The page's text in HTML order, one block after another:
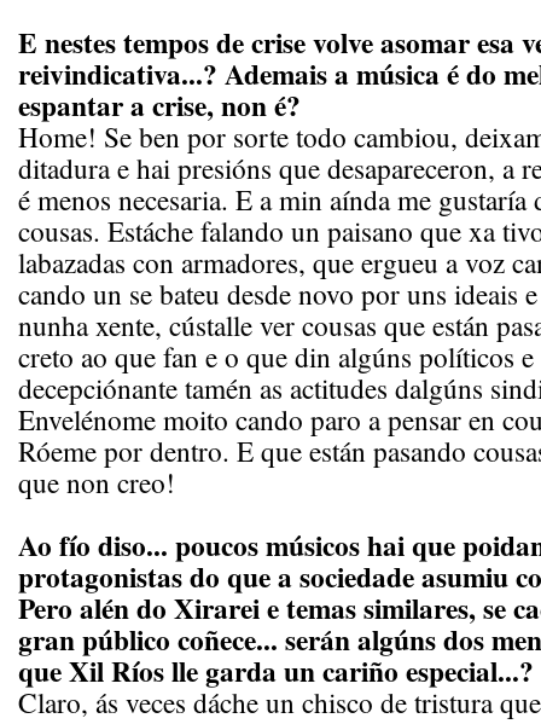
E nestes tempos de crise volve asomar esa
reivindicativa...? Ademais a música é do
espantar a crise, non é?
Home! Se ben por sorte todo cambiou,
ditadura e hai presións que desapareceron, a
é menos necesaria. E a min aínda me
cousas. Estáche falando un paisano que xa
labazadas con armadores, que ergueu a voz
cando un se bateu desde novo por uns ideais
nunha xente, cústalle ver cousas que están
creto ao que fan e o que din algúns políticos e
decepciónante tamén as actitudes dalgúns
Envelénome moito cando paro a pensar en
Róeme por dentro. E que están pasando
que non creo!
Ao fío diso... poucos músicos hai que
protagonistas do que a sociedade asumiu
Pero alén do Xirarei e temas similares, se
gran público coñece... serán algúns dos
que Xil Ríos lle garda un cariño especial...?
Claro, ás veces dáche un chisco de tristura